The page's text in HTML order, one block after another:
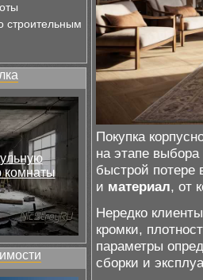
строительным
комнаты
Покупка
на этапе
быстрой потере
и материал, от
Нередко
кромки,
параметры
сборки и